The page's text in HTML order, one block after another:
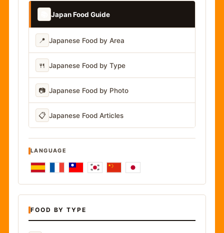
Japan Food Guide
📍 Japanese Food by Area
🍴 Japanese Food by Type
📷 Japanese Food by Photo
📋 Japanese Food Articles
LANGUAGE
FOOD BY TYPE